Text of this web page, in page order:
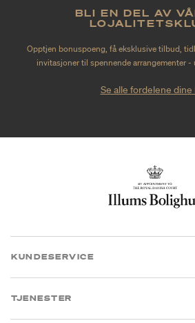
BLI EN DEL AV
Opptjen bonuspoeng, få eksklusive tilbud,
invitasjoner til spennende arrangementer
Se alle fordelene dine
KUNDESERVICE
TJENESTER